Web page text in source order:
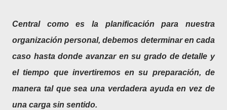
Central como es la planificación para nuestra
organización personal, debemos determinar en cada
caso hasta donde avanzar en su grado de detalle y
el tiempo que invertiremos en su preparación, de
manera tal que sea una verdadera ayuda en vez de
una carga sin sentido.